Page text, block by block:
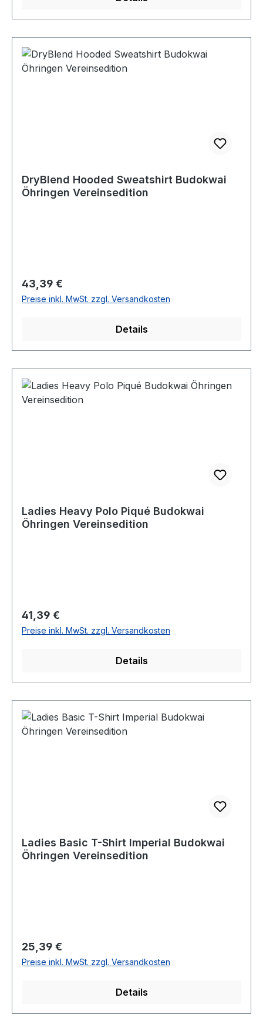
DryBlend Hooded Sweatshirt Budokwai
Öhringen Vereinsedition
Regulärer Preis:
43,39 €
Preise inkl. MwSt. zzgl. Versandkosten
Details
Ladies Heavy Polo Piqué Budokwai
Öhringen Vereinsedition
Regulärer Preis:
41,39 €
Preise inkl. MwSt. zzgl. Versandkosten
Details
Ladies Basic T-Shirt Imperial Budokwai
Öhringen Vereinsedition
Regulärer Preis:
25,39 €
Preise inkl. MwSt. zzgl. Versandkosten
Details